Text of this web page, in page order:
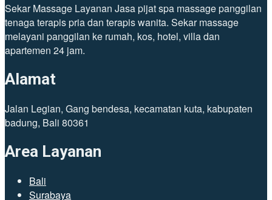
Sekar Massage Layanan Jasa pijat spa massage panggilan
tenaga terapis pria dan terapis wanita. Sekar massage
melayani panggilan ke rumah, kos, hotel, villa dan
apartemen 24 jam.
Alamat
Jalan Legian, Gang bendesa, kecamatan kuta, kabupaten
badung, Bali 80361
Area Layanan
Bali
Surabaya